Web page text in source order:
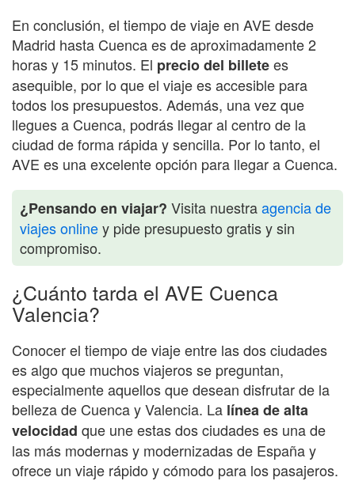
En conclusión, el tiempo de viaje en AVE desde
Madrid hasta Cuenca es de aproximadamente 2
horas y 15 minutos. El precio del billetees
asequible, por lo que el viaje es accesible para
todos los presupuestos. Además, una vez que
llegues a Cuenca, podrás llegar al centro de la
ciudad de forma rápida y sencilla. Por lo tanto, el
AVE es una excelente opción para llegar a Cuenca.
¿Pensando en viajar? Visita nuestraagencia de
viajes onliney pide presupuesto gratis y sin
compromiso.
¿Cuánto tarda el AVE Cuenca
Valencia?
Conocer el tiempo de viaje entre las dos ciudades
es algo que muchos viajeros se preguntan,
especialmente aquellos que desean disfrutar de la
belleza de Cuenca y Valencia. La línea de alta
velocidad que une estas dos ciudades es una de
las más modernas y modernizadas de España y
ofrece un viaje rápido y cómodo para los pasajeros.